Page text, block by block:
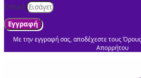
Email
Εγγραφή
Με την εγγραφή σας, αποδέχεστε τους
Απορρήτου